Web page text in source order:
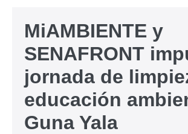
MiAMBIENTE y
SENAFRONT
jornada de
educación
Guna Yala